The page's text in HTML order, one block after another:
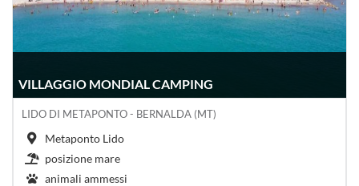
VILLAGGIO MONDIAL CAMPING
LIDO DI METAPONTO - BERNALDA (MT)
Metaponto Lido
posizione mare
animali ammessi